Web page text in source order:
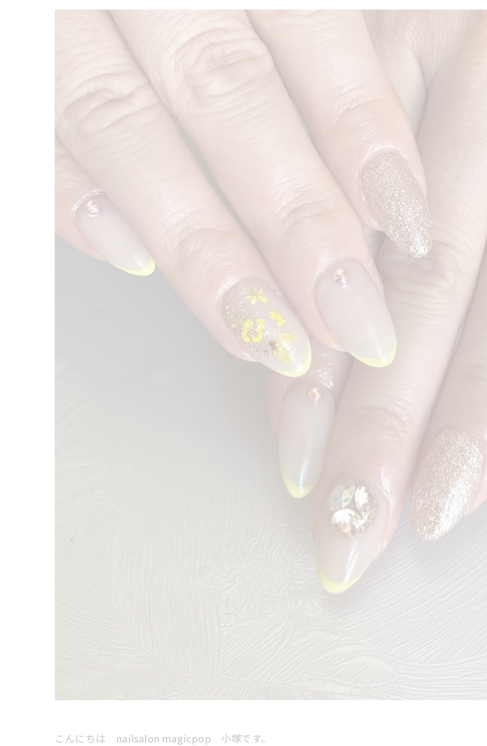
こんにちは nailsalon magicpop 小塚です。